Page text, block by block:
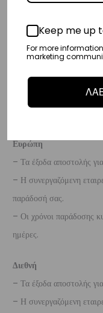
Κύπρος
– Τα έξοδα αποστολής
– Η συνεργαζόμενη
την παράδοσή σας.
– Οι χρόνοι παράδοσης
Ευρώπη
– Τα έξοδα αποστολής
– Η συνεργαζόμενη
παράδοσή σας.
– Οι χρόνοι παράδοσης
ημέρες.
Διεθνή
– Τα έξοδα αποστολής
– Η συνεργαζόμενη
Keep me up
For more
marketing